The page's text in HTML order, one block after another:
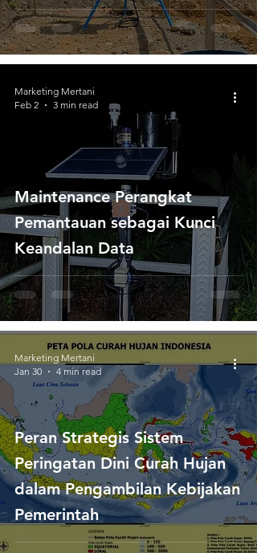
Maintenance Perangkat
Pemantauan sebagai Kunci
Keandalan Data
Marketing Mertani
Feb 2
3 min read
Peran Strategis Sistem
Peringatan Dini Curah Hujan
dalam Pengambilan Kebijakan
Pemerintah
Marketing Mertani
Jan 30
4 min read